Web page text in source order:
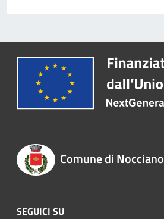
Comune di Nocciano
SEGUICI SU